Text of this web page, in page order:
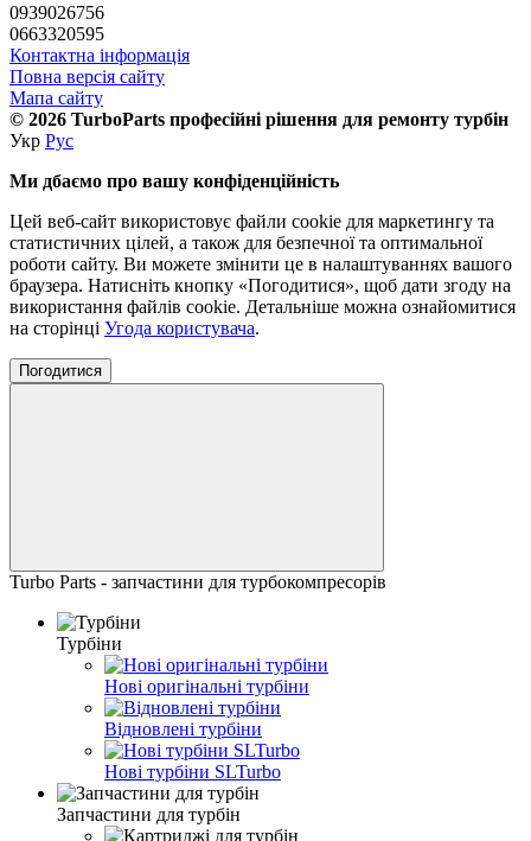
0939026756
0663320595
Контактна інформація
Повна версія сайту
Мапа сайту
© 2026 TurboParts професійні рішення для ремонту турбін
Укр Рус
Ми дбаємо про вашу конфіденційність
Цей веб-сайт використовує файли cookie для маркетингу та
статистичних цілей, а також для безпечної та оптимальної
роботи сайту. Ви можете змінити це в налаштуваннях вашого
браузера. Натисніть кнопку «Погодитися», щоб дати згоду на
використання файлів cookie. Детальніше можна ознайомитися
на сторінці Угода користувача.
Погодитися
Turbo Parts - запчастини для турбокомпресорів
Турбіни
Нові оригінальні турбіни
Відновлені турбіни
Нові турбіни SLTurbo
Запчастини для турбін